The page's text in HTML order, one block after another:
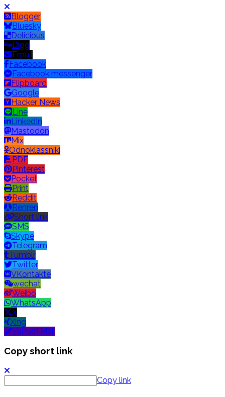
Blogger
Bluesky
Delicious
Digg
Email
Facebook
Facebook messenger
Flipboard
Google
Hacker News
Line
LinkedIn
Mastodon
Mix
Odnoklassniki
PDF
Pinterest
Pocket
Print
Reddit
Renren
Short link
SMS
Skype
Telegram
Tumblr
Twitter
VKontakte
wechat
Weibo
WhatsApp
X
Xing
Yahoo! Mail
Copy short link
Copy link